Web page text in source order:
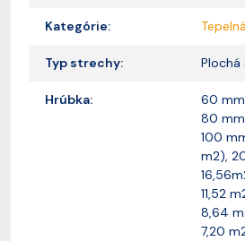
Kategórie:
Typ strechy: Plochá
Hrúbka:
60
80
100
m2),
11,52
8,64
7,20